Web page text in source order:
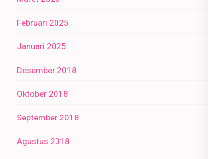
Februari 2025
Januari 2025
Desember 2018
Oktober 2018
September 2018
Agustus 2018